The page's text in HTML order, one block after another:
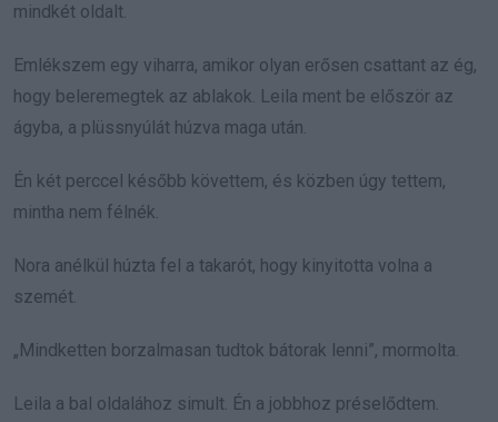
mindkét oldalt.
Emlékszem egy viharra, amikor olyan erősen csattant az ég,
hogy beleremegtek az ablakok. Leila ment be először az
ágyba, a plüssnyúlát húzva maga után.
Én két perccel később követtem, és közben úgy tettem,
mintha nem félnék.
Nora anélkül húzta fel a takarót, hogy kinyitotta volna a
szemét.
„Mindketten borzalmasan tudtok bátorak lenni”, mormolta.
Leila a bal oldalához simult. Én a jobbhoz préselődtem.